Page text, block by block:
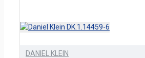
DANIEL KLEIN